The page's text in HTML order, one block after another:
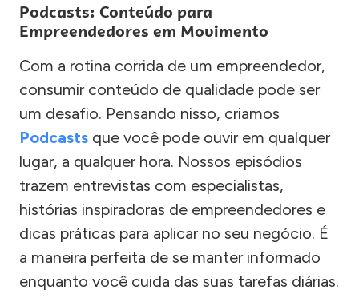
Podcasts: Conteúdo para
Empreendedores em Movimento
Com a rotina corrida de um empreendedor,
consumir conteúdo de qualidade pode ser
um desafio. Pensando nisso, criamos
Podcasts que você pode ouvir em qualquer
lugar, a qualquer hora. Nossos episódios
trazem entrevistas com especialistas,
histórias inspiradoras de empreendedores e
dicas práticas para aplicar no seu negócio. É
a maneira perfeita de se manter informado
enquanto você cuida das suas tarefas diárias.